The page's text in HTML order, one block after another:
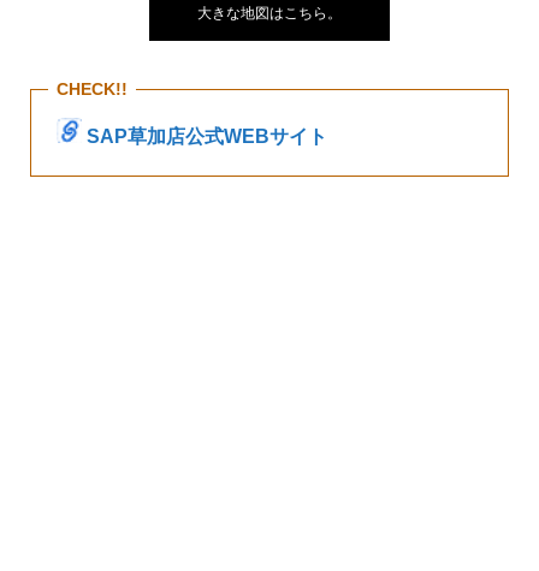
大きな地図はこちら。
CHECK!!
SAP草加店公式WEBサイト